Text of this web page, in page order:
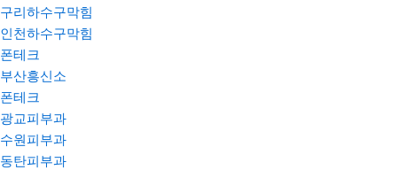
구리하수구막힘
인천하수구막힘
폰테크
부산흥신소
폰테크
광교피부과
수원피부과
동탄피부과